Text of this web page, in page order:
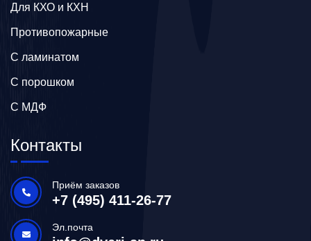
Для КХО и КХН
Противопожарные
С ламинатом
С порошком
С МДФ
Контакты
Приём заказов
+7 (495) 411-26-77
Эл.почта